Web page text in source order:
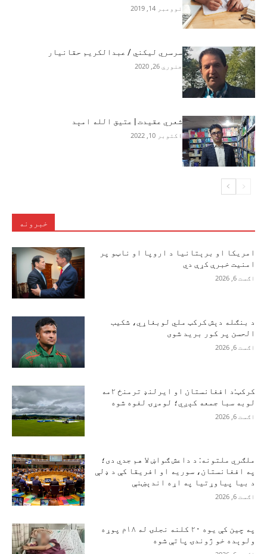
نوومبر 14, 2019
سرسري لیکني / عبدالکریم حقانیار
جنوري 26, 2020
شعري عقیدت | عتیق الله امېد
اکتوبر 10, 2022
خبرونه
امریکا او برېتانیا د اروپا او ناټو پر
امنیت خبرې کړې دي
اګست 6, 2026
د بنګله دېش کرکټ ملي لوبغاړي، شکیب
الحسن پر کور برید شوی
اګست 6, 2026
کرکټ:د افغانستان او ایرلنډ ترمنځ ۲مه
لوبه سبا جمعه کېږي؛ لومړۍ لغوه شوه
اګست 6, 2026
ملګري ملتونه: د داعش ګواښ لا هم جدي دی؛
په افغانستان، سوریه او افریقا کې د ډلې
د بیا پیاوړتیا په اړه اندېښنې
اګست 6, 2026
په چین کې یوه ۲۰ کلنه نجلۍ له ۱۸م پوړه
ولوېده خو ژوندۍ پاتې شوه